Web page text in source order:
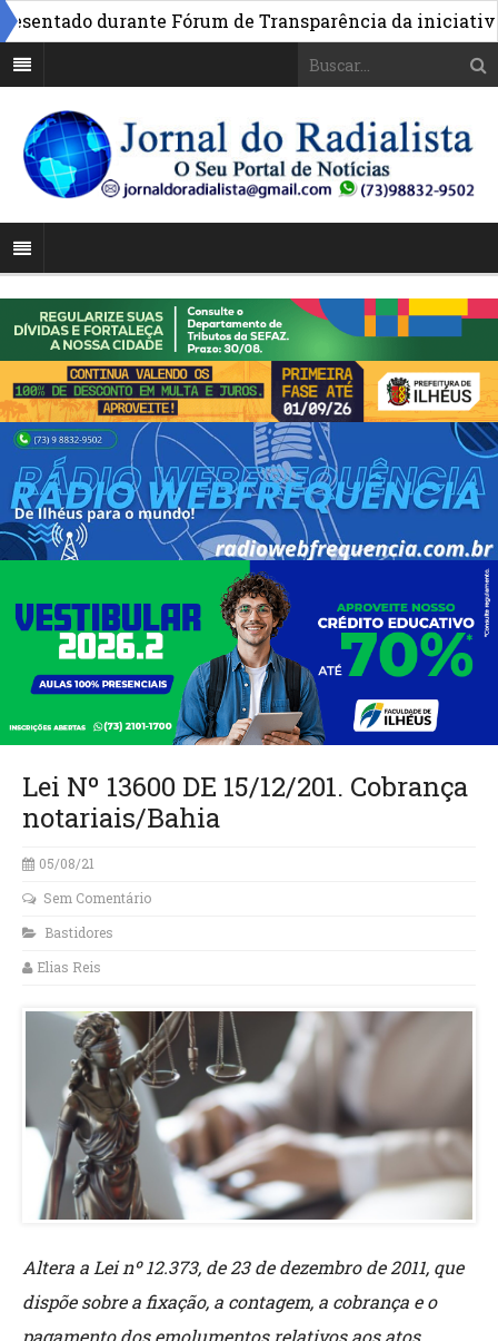
durante Fórum de Transparência da iniciativa em
Lei Nº 13600 DE 15/12/201. Cobrança
notariais/Bahia
05/08/21
Sem Comentário
Bastidores
Elias Reis
Altera a Lei nº 12.373, de 23 de dezembro de 2011, que
dispõe sobre a fixação, a contagem, a cobrança e o
pagamento dos emolumentos relativos aos atos